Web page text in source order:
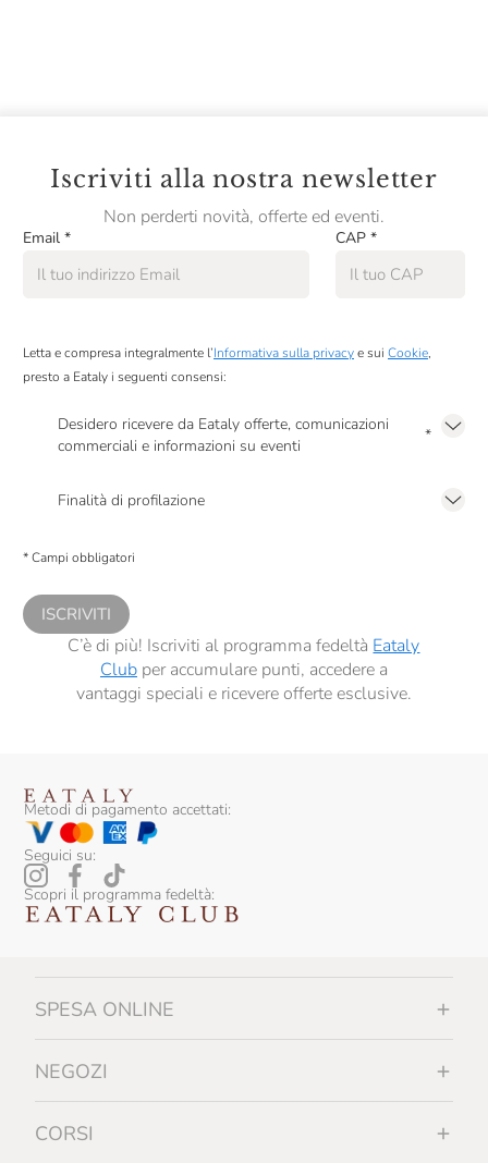
Prima Colta
Produttori Del Paniere
Slitti
Sorelle Nurzia
Tantì
Tipico
Torronificio Del Casale
Torta Pistocchi
Tumminello
Iscriviti alla nostra newsletter
Non perderti novità, offerte ed eventi.
Email * CAP *
Letta e compresa integralmente l’Informativa sulla privacye sui Cookie,
presto a Eataly i seguenti consensi:
Desidero ricevere da Eataly offerte, comunicazioni
commerciali e informazioni su eventi
*
Finalità di profilazione
comunicazioni commerciali personalizzate, in caso di consenso prestato ai
* Campi obbligatori
ISCRIVITI
C’è di più! Iscriviti al programma fedeltà Eataly
Clubper accumulare punti, accedere a
vantaggi speciali e ricevere offerte esclusive.
Metodi di pagamento accettati:
Seguici su:
Scopri il programma fedeltà:
SPESA ONLINE
NEGOZI
CORSI